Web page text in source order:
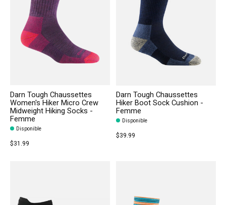
Darn Tough Chaussettes
Women's Hiker Micro Crew
Midweight Hiking Socks -
Femme
Disponible
$31.99
Darn Tough Chaussettes
Hiker Boot Sock Cushion -
Femme
Disponible
$39.99